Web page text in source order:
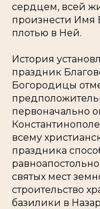
сердцем, всей
произнести Имя
плотью в Ней.
История
праздник
Богородицы
первоначально
всему
праздника
святых мест
строительство
базилики в